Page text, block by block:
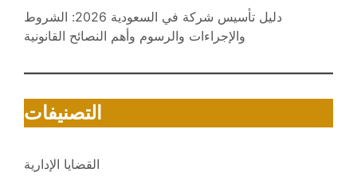
دليل تأسيس شركة في السعودية 2026: الشروط
والإجراءات والرسوم وأهم النصائح القانونية
التصنيفات
القضايا الإدارية